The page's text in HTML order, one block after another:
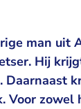
man uit
Hij
Voor